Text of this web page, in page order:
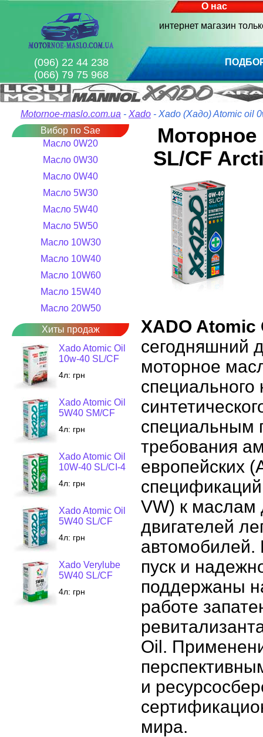
О нас
интернет магазин
(096) 22 44 238
(066) 79 75 968
Motornoe-maslo.com.ua - Xado - Xado (Хадо) Atomic oil
Вибор по Sae
Масло 0W20
Масло 0W30
Масло 0W40
Масло 5W30
Масло 5W40
Масло 5W50
Масло 10W30
Масло 10W40
Масло 10W60
Масло 15W40
Масло 20W50
Хиты продаж
Xado Atomic Oil
10w-40 SL/CF
4л: грн
Xado Atomic Oil
5W40 SM/CF
4л: грн
Xado Atomic Oil
10W-40 SL/CI-4
4л: грн
Xado Atomic Oil
5W40 SL/CF
4л: грн
Xado Verylube
5W40 SL/CF
4л: грн
Моторное
SL/CF
XADO Atomic
сегодняшний
моторное
специального
специальным
требования
европейских
VW) к маслам
двигателей
автомобилей.
пуск и
поддержаны
работе
Oil.
и
мира.